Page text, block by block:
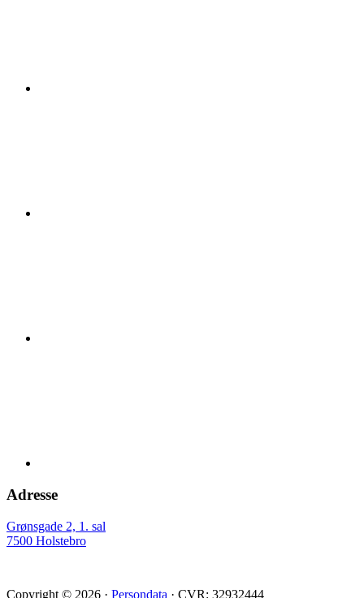
Adresse
Grønsgade 2, 1. sal
7500 Holstebro
Copyright © 2026 · Persondata · CVR: 32932444